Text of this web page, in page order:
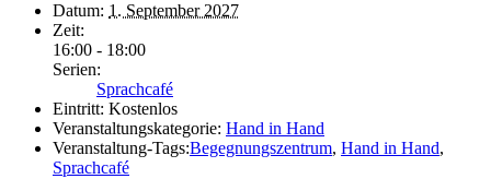
Datum: 1. September 2027
Zeit:
16:00 - 18:00
Serien:
Sprachcafé
Eintritt: Kostenlos
Veranstaltungskategorie: Hand in Hand
Veranstaltung-Tags:Begegnungszentrum, Hand in Hand,
Sprachcafé